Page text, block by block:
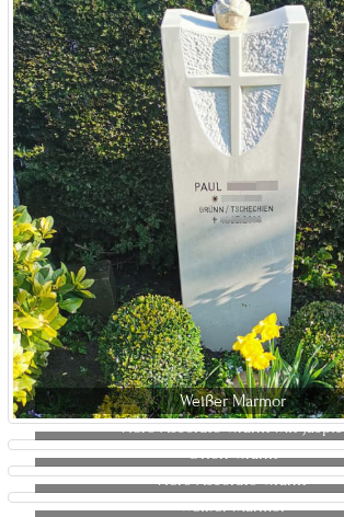
Weißer Marmor
Nero Assoluto Granit Mit Jaspis
Orion Granit
Nero Assoluto Granit
Weißer Marmor